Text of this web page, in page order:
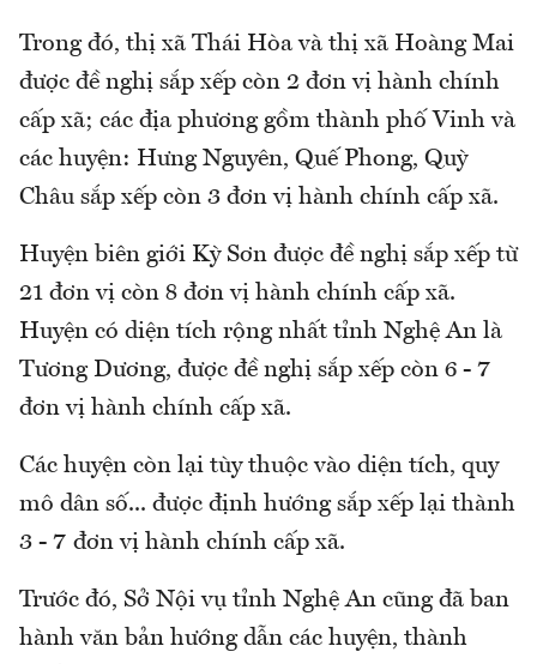
Trong đó, thị xã Thái Hòa và thị xã Hoàng Mai
được đề nghị sắp xếp còn 2 đơn vị hành chính
cấp xã; các địa phương gồm thành phố Vinh và
các huyện: Hưng Nguyên, Quế Phong, Quỳ
Châu sắp xếp còn 3 đơn vị hành chính cấp xã.
Huyện biên giới Kỳ Sơn được đề nghị sắp xếp từ
21 đơn vị còn 8 đơn vị hành chính cấp xã.
Huyện có diện tích rộng nhất tỉnh Nghệ An là
Tương Dương, được đề nghị sắp xếp còn 6 - 7
đơn vị hành chính cấp xã.
Các huyện còn lại tùy thuộc vào diện tích, quy
mô dân số... được định hướng sắp xếp lại thành
3 - 7 đơn vị hành chính cấp xã.
Trước đó, Sở Nội vụ tỉnh Nghệ An cũng đã ban
hành văn bản hướng dẫn các huyện, thành